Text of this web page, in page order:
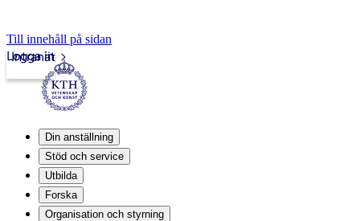
Till innehåll på sidan
Intranät
Logga in
Din anställning
Stöd och service
Utbilda
Forska
Organisation och styrning